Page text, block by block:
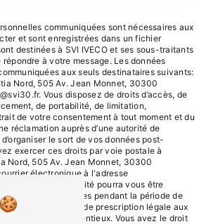
communiquées sont nécessaires aux
et sont enregistrées dans un fichier
destinées à SVI IVECO et ses sous-traitants
à votre message. Les données
aux seuls destinataires suivants:
Nord, 505 Av. Jean Monnet, 30300
Vous disposez de droits d’accès, de
de portabilité, de limitation,
de votre consentement à tout moment et du
réclamation auprès d’une autorité de
le sort de vos données post-
exercer ces droits par voie postale à
Nord, 505 Av. Jean Monnet, 30300
électronique à l'adresse
Un justificatif d'identité pourra vous être
vos données pendant la période de
pendant la durée de prescription légale aux
de gestion des contentieux. Vous avez le droit